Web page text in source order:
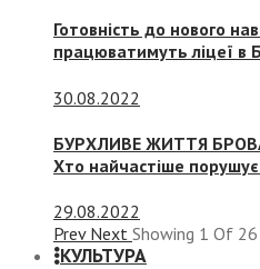
Готовність до нового
працюватимуть ліцеї в
30.08.2022
БУРХЛИВЕ ЖИТТЯ
Хто найчастіше
29.08.2022
Prev Next Showing 1 Of 26
КУЛЬТУРА